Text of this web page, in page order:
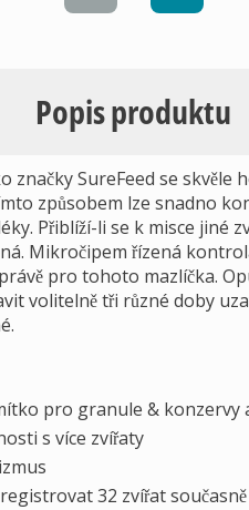
Popis produktu
SureFeed se skvěle
způsobem lze snadno
Přiblíží-li se k misce jiné
Mikročipem řízená
pro tohoto mazlíčka.
volitelně tři různé doby
pro granule & konzervy
s více zvířaty
32 zvířat současně